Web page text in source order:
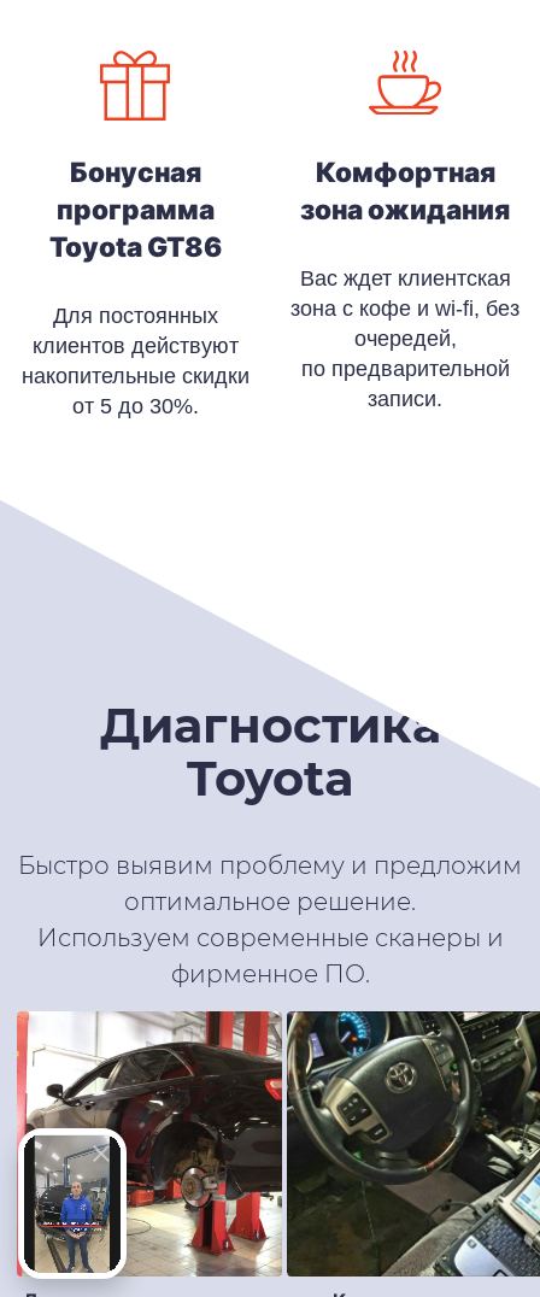
Бонусная
программа
Toyota GT86
Для постоянных
клиентов действуют
накопительные скидки
от 5 до 30%.
Комфортная
зона ожидания
Вас ждет клиентская
зона с кофе и wi-fi, без
очередей,
по предварительной
записи.
Диагностика
Toyota
Быстро выявим проблему и предложим
оптимальное решение.
Используем современные сканеры и
фирменное ПО.